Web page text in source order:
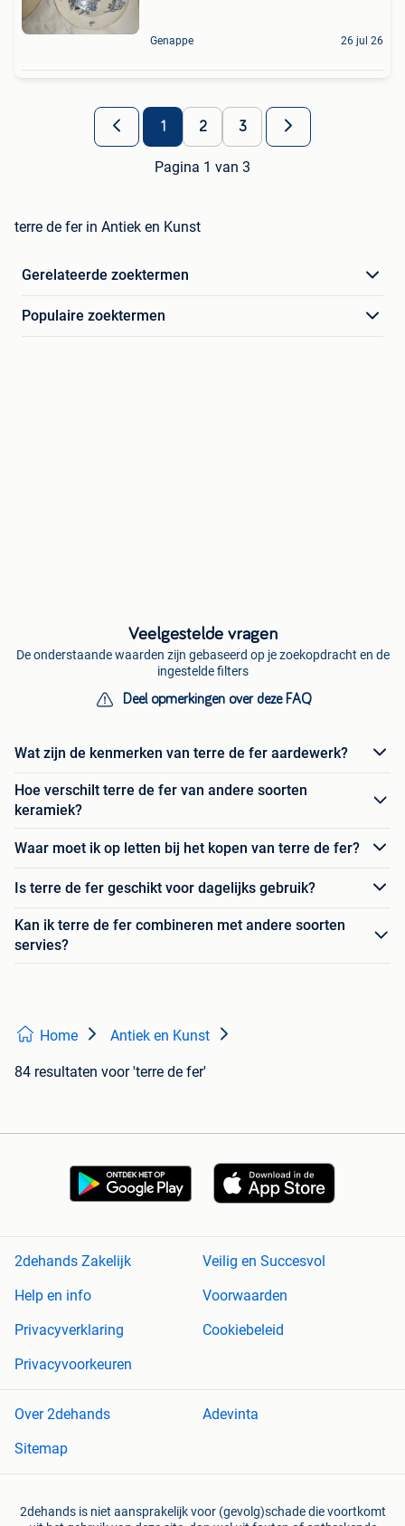
Genappe 26 jul 26
1 2 3
Pagina 1 van 3
terre de fer in Antiek en Kunst
Gerelateerde zoektermen
Populaire zoektermen
Veelgestelde vragen
De onderstaande waarden zijn gebaseerd op je zoekopdracht en de
ingestelde filters
Deel opmerkingen over deze FAQ
Wat zijn de kenmerken van terre de fer aardewerk?
Hoe verschilt terre de fer van andere soorten
keramiek?
Waar moet ik op letten bij het kopen van terre de fer?
Is terre de fer geschikt voor dagelijks gebruik?
Kan ik terre de fer combineren met andere soorten
servies?
Home Antiek en Kunst
84 resultaten voor 'terre de fer'
2dehands Zakelijk
Veilig en Succesvol
Help en info
Voorwaarden
Privacyverklaring
Cookiebeleid
Privacyvoorkeuren
Over 2dehands
Adevinta
Sitemap
2dehands is niet aansprakelijk voor (gevolg)schade die voortkomt